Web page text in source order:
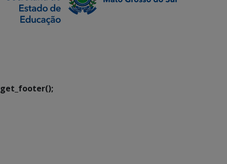
get_footer();